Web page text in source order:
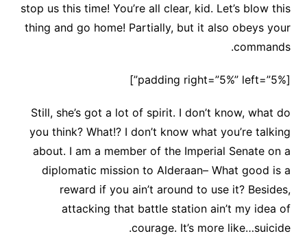
stop us this time! You’re all clear, kid. Let’s blow this
thing and go home! Partially, but it also obeys your
commands.
[padding right=”5%” left=”5%”]
Still, she’s got a lot of spirit. I don’t know, what do
you think? What!? I don’t know what you’re talking
about. I am a member of the Imperial Senate on a
diplomatic mission to Alderaan– What good is a
reward if you ain’t around to use it? Besides,
attacking that battle station ain’t my idea of
courage. It’s more like…suicide.